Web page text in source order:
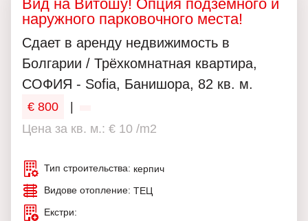
Вид на Витошу! Опция подземного и
наружного парковочного места!
Сдает в аренду недвижимость в
Болгарии / Трёхкомнатная квартира,
СОФИЯ - Sofia, Банишора, 82 кв. м.
€ 800
Цена за кв. м.: € 10 /m2
Тип строительства: керпич
Видове отопление: ТЕЦ
Екстри: